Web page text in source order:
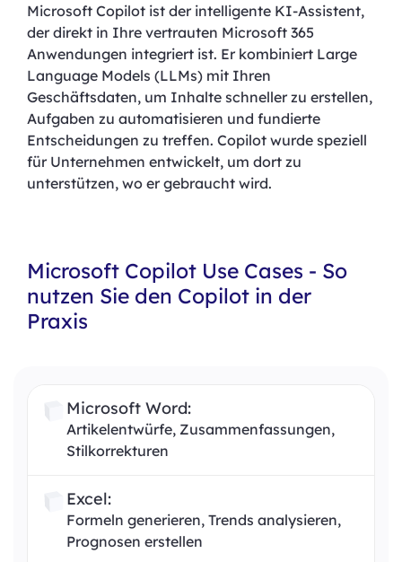
Microsoft Copilot ist der intelligente KI-Assistent,
der direkt in Ihre vertrauten Microsoft 365
Anwendungen integriert ist. Er kombiniert Large
Language Models (LLMs) mit Ihren
Geschäftsdaten, um Inhalte schneller zu erstellen,
Aufgaben zu automatisieren und fundierte
Entscheidungen zu treffen.​ Copilot wurde speziell
für Unternehmen entwickelt, um dort zu
unterstützen, wo er gebraucht wird.
Microsoft Copilot Use Cases - So
nutzen Sie den Copilot in der
Praxis
Microsoft Word:
Artikelentwürfe, Zusammenfassungen,
Stilkorrekturen
Excel:
Formeln generieren, Trends analysieren,
Prognosen erstellen